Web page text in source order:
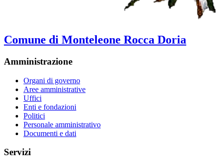
Comune di Monteleone Rocca Doria
Amministrazione
Organi di governo
Aree amministrative
Uffici
Enti e fondazioni
Politici
Personale amministrativo
Documenti e dati
Servizi